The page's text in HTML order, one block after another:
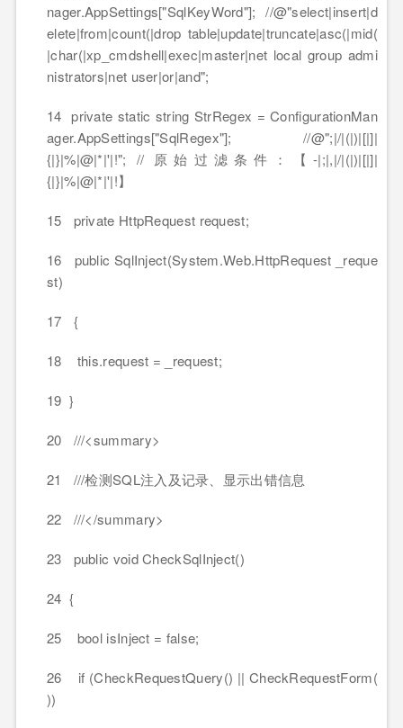
nager.AppSettings["SqlKeyWord"]; //@"select|insert|d
elete|from|count(|drop table|update|truncate|asc(|mid(
|char(|xp_cmdshell|exec|master|net local group admi
nistrators|net user|or|and";
14 private static string StrRegex = ConfigurationMan
ager.AppSettings["SqlRegex"]; //@";|/|(|)|[|]|
{|}|%|@|*|'|!"; // 原始过滤条件：【-|;|,|/|(|)|[|]|
{|}|%|@|*|'|!】
15 private HttpRequest request;
16 public SqlInject(System.Web.HttpRequest _reque
st)
17 {
18 this.request = _request;
19 }
20 ///<summary>
21 ///检测SQL注入及记录、显示出错信息
22 ///</summary>
23 public void CheckSqlInject()
24 {
25 bool isInject = false;
26 if (CheckRequestQuery() || CheckRequestForm(
))